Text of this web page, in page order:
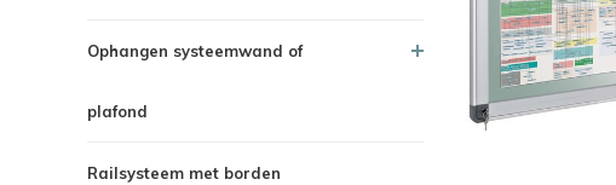
Ophangen systeemwand of
plafond
Railsysteem met borden